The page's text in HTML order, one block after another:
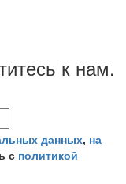
к нам.
данных, на
с политикой